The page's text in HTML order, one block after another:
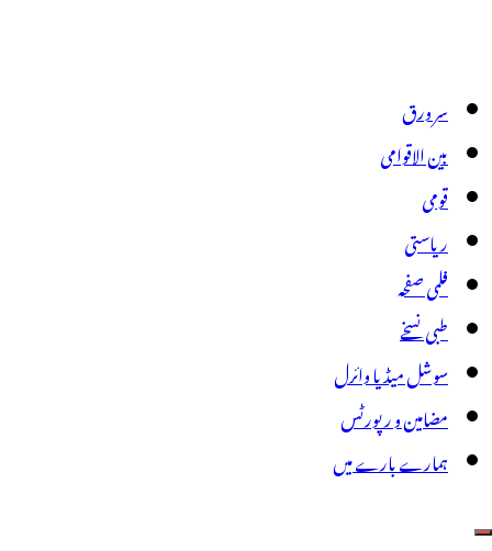
سر ورق
بین الاقوامی
قومی
ریاستی
فلمی صفحہ
طبی نسخے
سوشل میڈیا وائرل
مضامین و رپورٹس
ہمارے بارے میں